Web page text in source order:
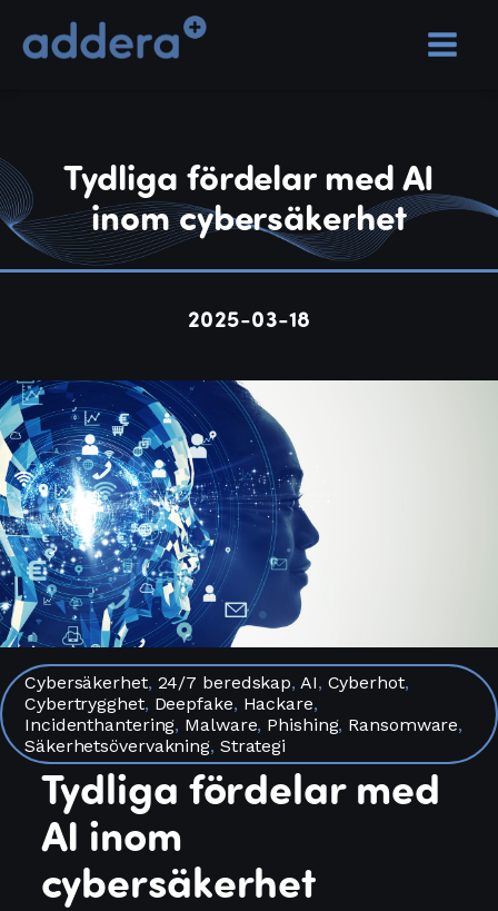
Tydliga fördelar med AI
inom cybersäkerhet
2025-03-18
Cybersäkerhet, 24/7 beredskap, AI, Cyberhot,
Cybertrygghet, Deepfake, Hackare,
Incidenthantering, Malware, Phishing, Ransomware,
Säkerhetsövervakning, Strategi
Tydliga fördelar med
AI inom
cybersäkerhet